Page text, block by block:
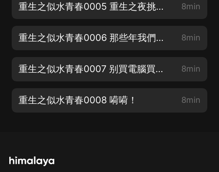
重生之似水青春0005 重生之夜挑燈夜戰！ 8min
重生之似水青春0006 那些年我們追過的校花 8min
重生之似水青春0007 别買電腦買房子 8min
重生之似水青春0008 嗬嗬！ 8min